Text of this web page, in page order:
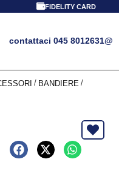
FIDELITY CARD
contattaci 045 8012631@
/ BANDIERE /